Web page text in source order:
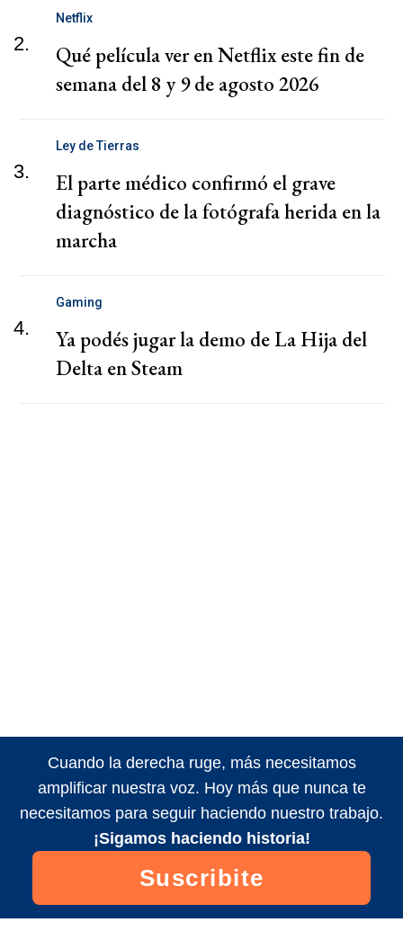
2.
Netflix
Qué película ver en Netflix este fin de
semana del 8 y 9 de agosto 2026
3.
Ley de Tierras
El parte médico confirmó el grave
diagnóstico de la fotógrafa herida en la
marcha
4.
Gaming
Ya podés jugar la demo de La Hija del
Delta en Steam
Cuando la derecha ruge, más necesitamos
amplificar nuestra voz. Hoy más que nunca te
necesitamos para seguir haciendo nuestro trabajo.
¡Sigamos haciendo historia!
Suscribite